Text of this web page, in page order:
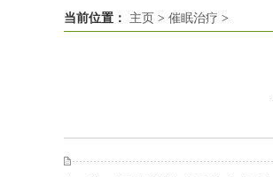
当前位置： 主页 > 催眠治疗 >